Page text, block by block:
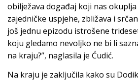
obilježava događaj koji nas
zajedničke uspjehe, zbližava i
još jednu epizodu istrošene
koju gledamo nevoljko ne bi li
na kraju?”, naglasila je Ćudić.
Na kraju je zaključila kako su